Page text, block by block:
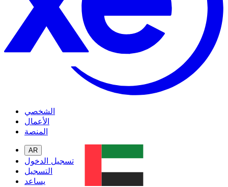
الشخصي
الأعمال
المنصة
AR
تسجيل الدخول
التسجيل
يساعد